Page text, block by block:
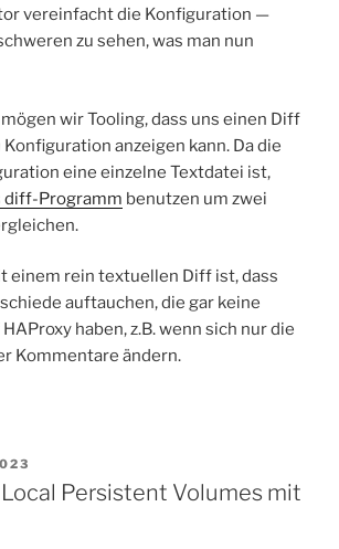
vereinfacht die Konfiguration —
zu sehen, was man nun
wir Tooling, dass uns einen Diff
Konfiguration anzeigen kann. Da die
eine einzelne Textdatei ist,
diff-Programm benutzen um zwei
einem rein textuellen Diff ist, dass
auftauchen, die gar keine
haben, z.B. wenn sich nur die
Kommentare ändern.
Persistent Volumes mit